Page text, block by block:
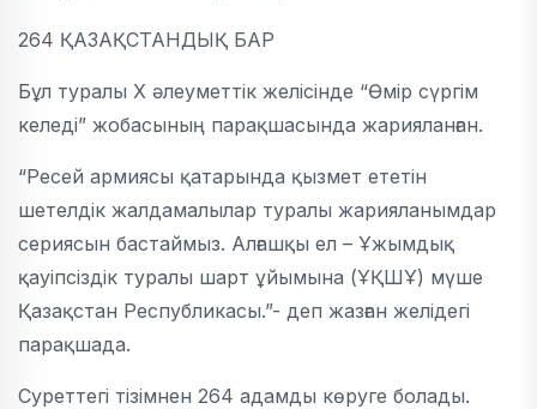
264 ҚАЗАҚСТАНДЫҚ БАР
Бұл туралы X әлеуметтік желісінде “Өмір сүргім
келеді” жобасының парақшасында жарияланған.
“Ресей армиясы қатарында қызмет ететін
шетелдік жалдамалылар туралы жарияланымдар
сериясын бастаймыз. Алғашқы ел – Ұжымдық
қауіпсіздік туралы шарт ұйымына (ҰҚШҰ) мүше
Қазақстан Республикасы.”- деп жазған желідегі
парақшада.
Суреттегі тізімнен 264 адамды көруге болады.